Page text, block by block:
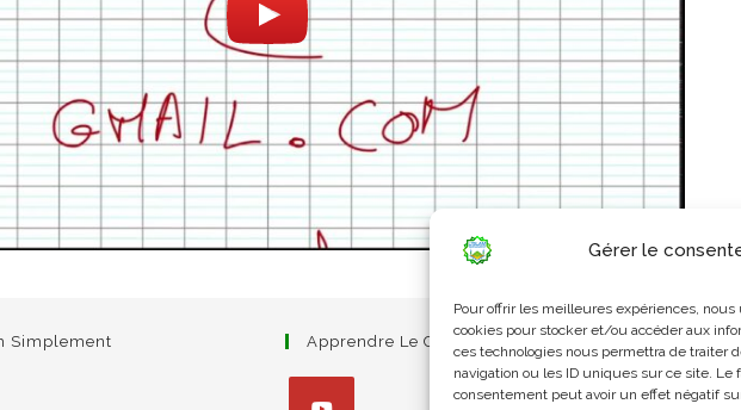
Gérer le
Pour offrir les meilleures expériences,
cookies pour stocker et/ou accéder aux
ces technologies nous permettra de traiter
navigation ou les ID uniques sur ce site. Le
consentement peut avoir un effet négatif
Simplement Apprendre Le Coran Simplement